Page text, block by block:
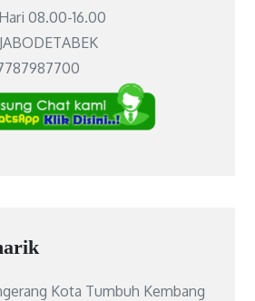
08.00-16.00
Kota Tumbuh Kembang